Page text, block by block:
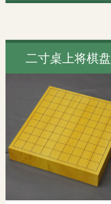
二寸桌上将棋盘